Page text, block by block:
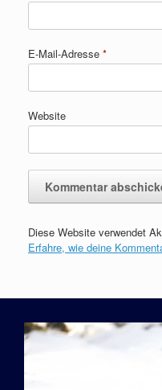
E-Mail-Adresse *
Website
Diese Website verwendet
Erfahre, wie deine